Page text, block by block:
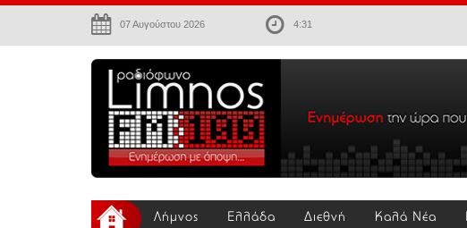
07 Αυγούστου 2026 4:31
Λήμνος Ελλάδα Διεθνή Καλά Νέα